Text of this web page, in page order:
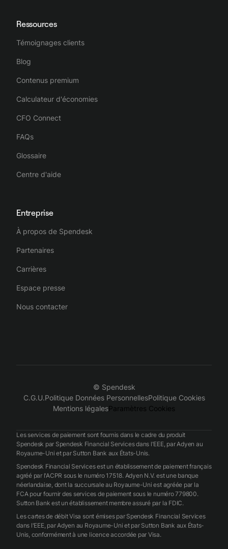
Ressources
Témoignages clients
Blog
Contenus premium
Calculateur d'économies
CFO Connect
FAQs
Glossaire
Centre d'aide
Entreprise
À propos de Spendesk
Partenaires
Carrières
Espace presse
Nous contacter
© Spendesk
C.G.U.Politique Données PersonnellesPolitique Cookies
Mentions légalesParamètres Cookies
Les services de paiement sont fournis dans le cadre du produit
Spendesk par Spendesk Financial Services dans l'EEE, par Adyen au
Royaume-Uni et par Sutton Bank aux États-Unis.
Spendesk Financial Services est un établissement de paiement français
agréé par l'ACPR sous le numéro 17518. Adyen N.V. est une banque
néerlandaise, dont la succursale au Royaume-Uni est agréée par la
FCA pour fournir des services de paiement sous le numéro 779800.
Sutton Bank est un établissement membre assuré par la FDIC.
Les cartes de débit Visa sont émises par Spendesk Financial Services
dans l'EEE, par Adyen au Royaume-Uni et par Sutton Bank aux États-
Unis, conformément à une licence accordée par Visa.